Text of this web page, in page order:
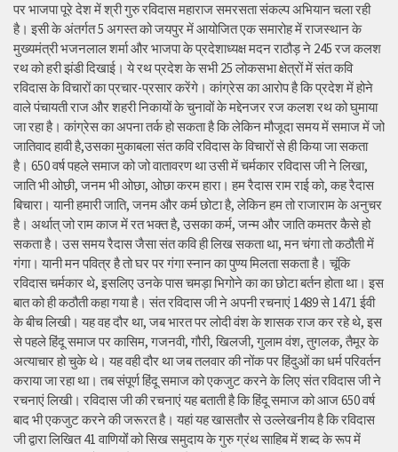
पर भाजपा पूरे देश में श्री गुरु रविदास महाराज समरसता संकल्प अभियान चला रही
है। इसी के अंतर्गत 5 अगस्त को जयपुर में आयोजित एक समारोह में राजस्थान के
मुख्यमंत्री भजनलाल शर्मा और भाजपा के प्रदेशाध्यक्ष मदन राठौड़ ने 245 रज कलश
रथ को हरी झंडी दिखाई। ये रथ प्रदेश के सभी 25 लोकसभा क्षेत्रों में संत कवि
रविदास के विचारों का प्रचार-प्रसार करेंगे। कांग्रेस का आरोप है कि प्रदेश में होने
वाले पंचायती राज और शहरी निकायों के चुनावों के मद्देनजर रज कलश रथ को घुमाया
जा रहा है। कांग्रेस का अपना तर्क हो सकता है कि लेकिन मौजूदा समय में समाज में जो
जातिवाद हावी है,उसका मुकाबला संत कवि रविदास के विचारों से ही किया जा सकता
है। 650 वर्ष पहले समाज को जो वातावरण था उसी में चर्मकार रविदास जी ने लिखा,
जाति भी ओछी, जनम भी ओछा, ओछा करम हारा। हम रैदास राम राई को, कह रैदास
बिचारा। यानी हमारी जाति, जनम और कर्म छोटा है, लेकिन हम तो राजाराम के अनुचर
है। अर्थात् जो राम काज में रत भक्त है, उसका कर्म, जन्म और जाति कमतर कैसे हो
सकता है। उस समय रैदास जैसा संत कवि ही लिख सकता था, मन चंगा तो कठौती में
गंगा। यानी मन पवित्र है तो घर पर गंगा स्नान का पुण्य मिलता सकता है। चूंकि
रविदास चर्मकार थे, इसलिए उनके पास चमड़ा भिगोने का का छोटा बर्तन होता था। इस
बात को ही कठौती कहा गया है। संत रविदास जी ने अपनी रचनाएं 1489 से 1471 ईवी
के बीच लिखी। यह वह दौर था, जब भारत पर लोदी वंश के शासक राज कर रहे थे, इस
से पहले हिंदू समाज पर कासिम, गजनवी, गौरी, खिलजी, गुलाम वंश, तुगलक, तैमूर के
अत्याचार हो चुके थे। यह वही दौर था जब तलवार की नोंक पर हिंदुओं का धर्म परिवर्तन
कराया जा रहा था। तब संपूर्ण हिंदू समाज को एकजुट करने के लिए संत रविदास जी ने
रचनाएं लिखी। रविदास जी की रचनाएं यह बताती है कि हिंदू समाज को आज 650 वर्ष
बाद भी एकजुट करने की जरूरत है। यहां यह खासतौर से उल्लेखनीय है कि रविदास
जी द्वारा लिखित 41 वाणियोंं को सिख समुदाय के गुरु ग्रंथ साहिब में शब्द के रूप में